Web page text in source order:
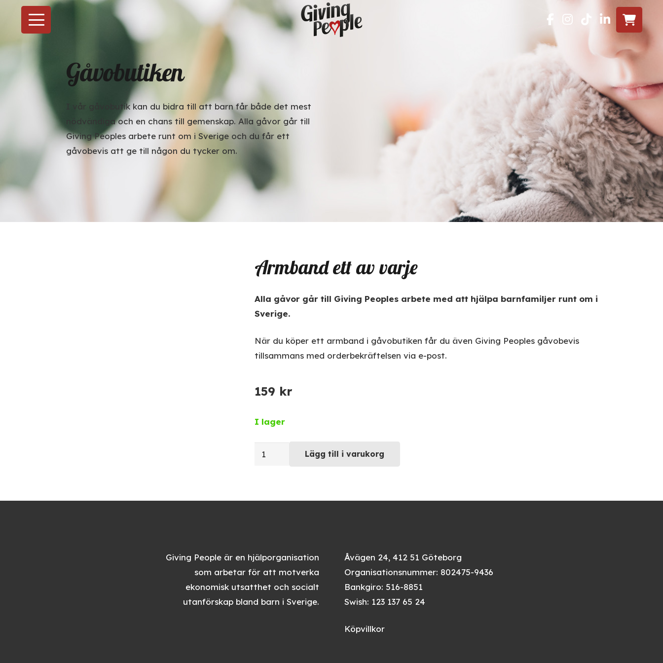
Gåvobutiken
I vår gåvobutik kan du bidra till att barn får både det mest
nödvändiga och en chans till gemenskap. Alla gåvor går till
Giving Peoples arbete runt om i Sverige och du får ett
gåvobevis att ge till någon du tycker om.
Armband ett av varje
Alla gåvor går till Giving Peoples arbete med att hjälpa barnfamiljer runt om i
Sverige.
När du köper ett armband i gåvobutiken får du även Giving Peoples gåvobevis
tillsammans med orderbekräftelsen via e-post.
159 kr
I lager
Armband
Lägg till i varukorg
Giving People är en hjälporganisation
som arbetar för att motverka
ekonomisk utsatthet och socialt
utanförskap bland barn i Sverige.
Åvägen 24, 412 51 Göteborg
Organisationsnummer: 802475-9436
Bankgiro: 516-8851
Swish: 123 137 65 24
Köpvillkor